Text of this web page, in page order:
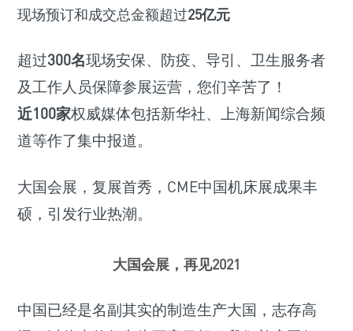
现场预订和成交总金额超过25亿元
超过300名现场安保、防疫、导引、卫生服务者
及工作人员保障参展运营，您们辛苦了！
近100家权威媒体包括新华社、上海新闻综合频
道等作了集中报道。
大国会展，复展首秀，CME中国机床展成果丰
硕，引发行业热潮。
大国会展，再见2021
中国已经是名副其实的制造生产大国，志存高